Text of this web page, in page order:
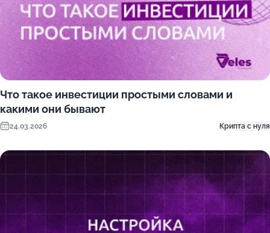
Что такое инвестиции простыми словами и
какими они бывают
24.03.2026 Крипта с нуля